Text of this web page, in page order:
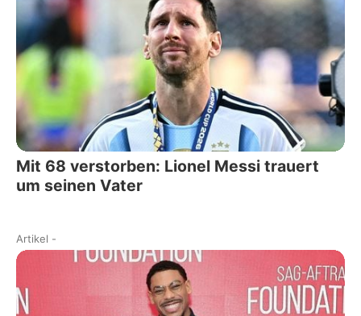
Mit 68 verstorben: Lionel Messi trauert
um seinen Vater
Artikel -